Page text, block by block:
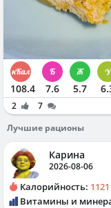
108.4 7.6 5.7
2
7
Лучшие рационы
Карина
2026-08-06
Калорийность:
Витамины и